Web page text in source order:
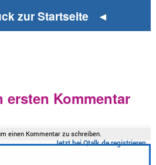
zur Startseite ◄
ersten Kommentar